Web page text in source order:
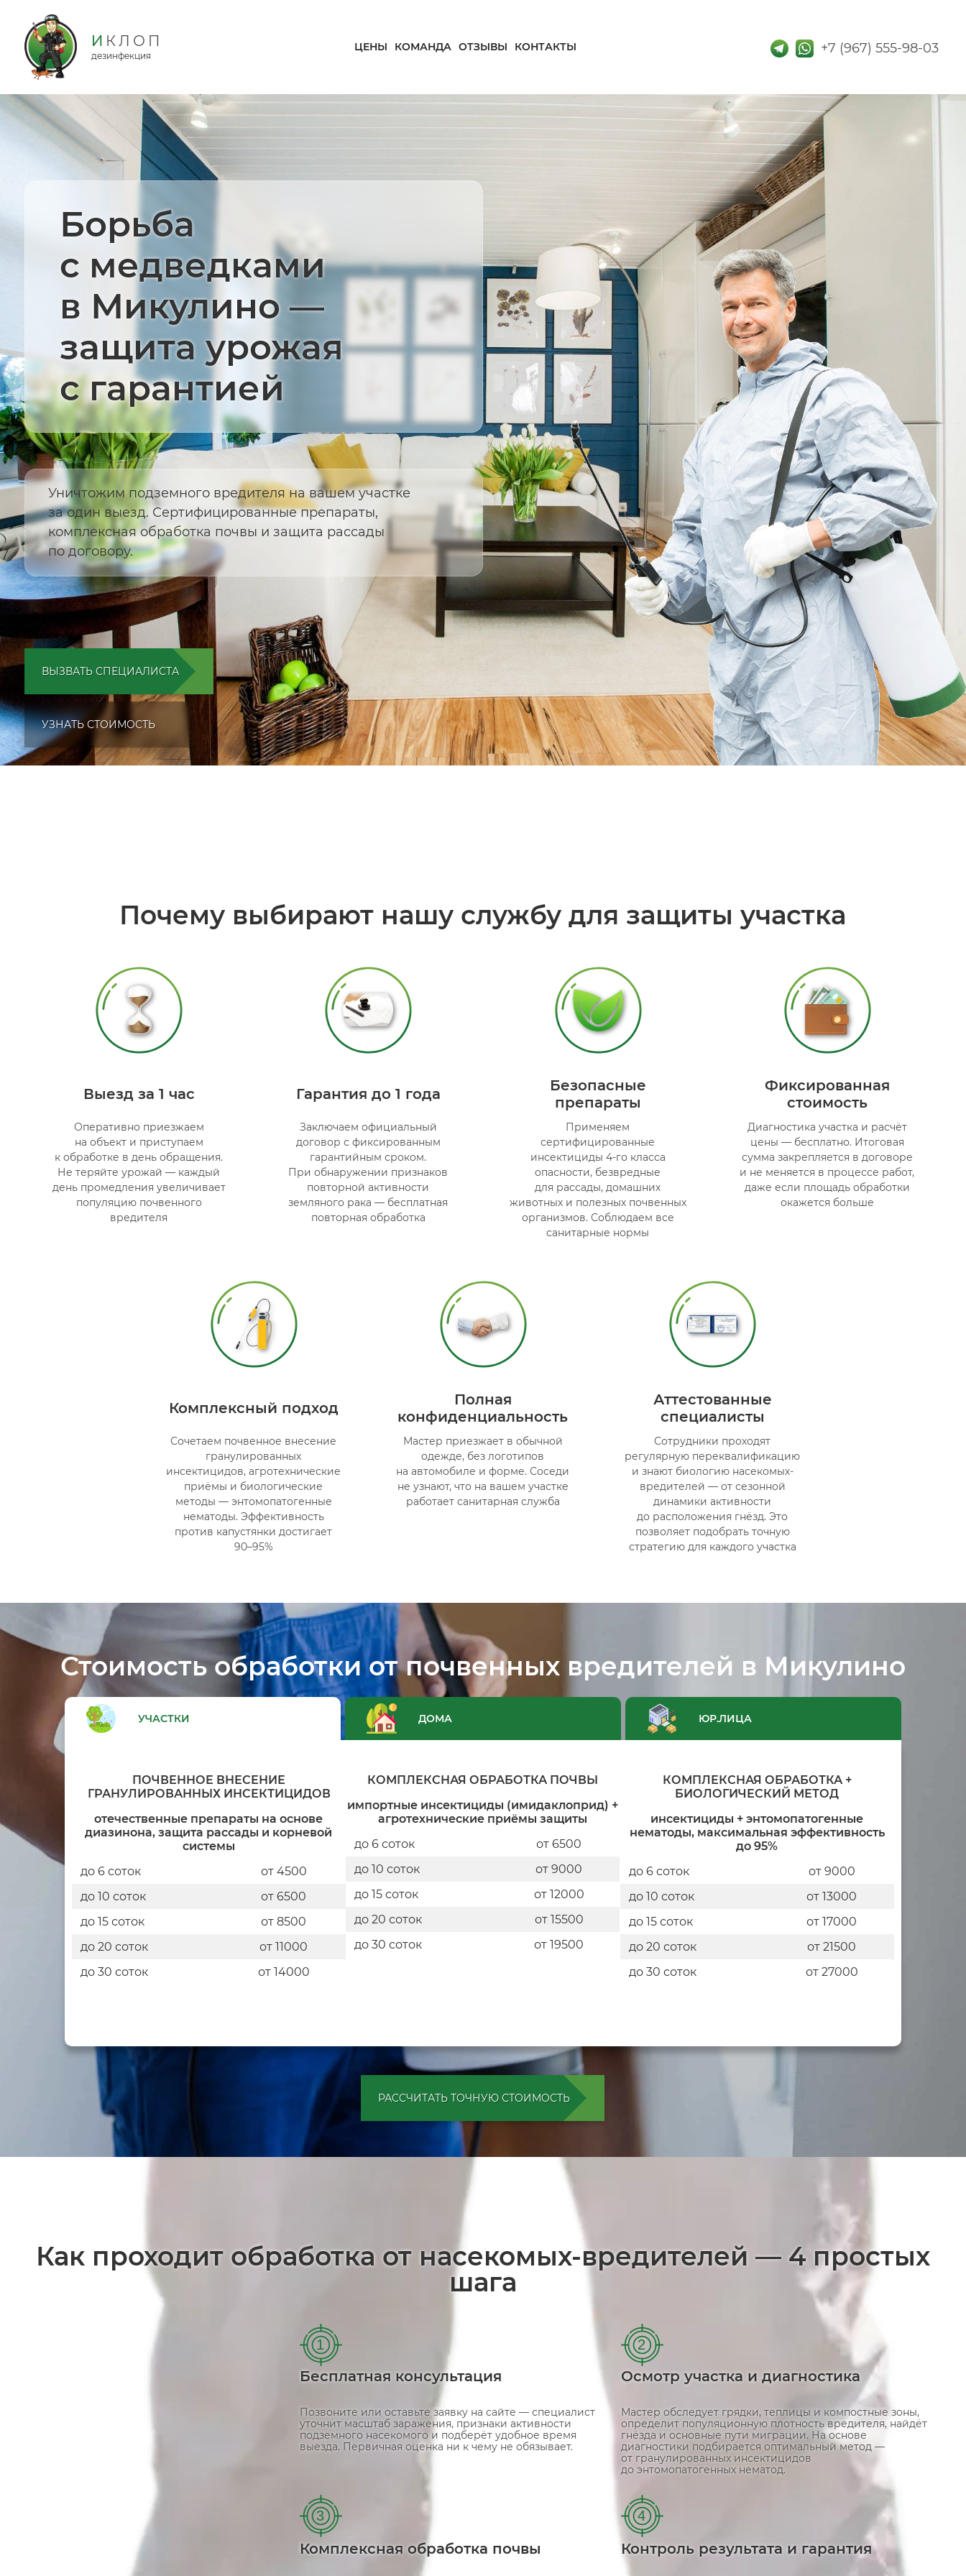
дезинфекция
ЦЕНЫ КОМАНДА ОТЗЫВЫ КОНТАКТЫ
Борьба
с медведками
в Микулино —
защита урожая
с гарантией
Уничтожим подземного вредителя на вашем участке
за один выезд. Сертифицированные препараты,
комплексная обработка почвы и защита рассады
по договору.
ВЫЗВАТЬ СПЕЦИАЛИСТА
УЗНАТЬ СТОИМОСТЬ
Почему выбирают нашу службу для защиты участка
Выезд за 1 час
Оперативно приезжаем
на объект и приступаем
к обработке в день обращения.
Не теряйте урожай — каждый
день промедления увеличивает
популяцию почвенного
вредителя
Гарантия до 1 года
Заключаем официальный
договор с фиксированным
гарантийным сроком.
При обнаружении признаков
повторной активности
земляного рака — бесплатная
повторная обработка
Безопасные
препараты
Применяем
сертифицированные
инсектициды 4-го класса
опасности, безвредные
для рассады, домашних
животных и полезных почвенных
организмов. Соблюдаем все
санитарные нормы
Фиксированная
стоимость
Диагностика участка и расчёт
цены — бесплатно. Итоговая
сумма закрепляется в договоре
и не меняется в процессе работ,
даже если площадь обработки
окажется больше
Комплексный подход
Сочетаем почвенное внесение
гранулированных
инсектицидов, агротехнические
приёмы и биологические
методы — энтомопатогенные
нематоды. Эффективность
против капустянки достигает
90–95%
Полная
конфиденциальность
Мастер приезжает в обычной
одежде, без логотипов
на автомобиле и форме. Соседи
не узнают, что на вашем участке
работает санитарная служба
Аттестованные
специалисты
Сотрудники проходят
регулярную переквалификацию
и знают биологию насекомых-
вредителей — от сезонной
динамики активности
до расположения гнёзд. Это
позволяет подобрать точную
стратегию для каждого участка
Стоимость обработки от почвенных вредителей в Микулино
УЧАСТКИ ДОМА ЮР.ЛИЦА
ПОЧВЕННОЕ ВНЕСЕНИЕ
ГРАНУЛИРОВАННЫХ ИНСЕКТИЦИДОВ
отечественные препараты на основе
диазинона, защита рассады и корневой
системы
до 6 соток
от 4500
до 10 соток
от 6500
до 15 соток
от 8500
до 20 соток
от 11000
до 30 соток
от 14000
КОМПЛЕКСНАЯ ОБРАБОТКА ПОЧВЫ
импортные инсектициды (имидаклоприд) +
агротехнические приёмы защиты
до 6 соток
от 6500
до 10 соток
от 9000
до 15 соток
от 12000
до 20 соток
от 15500
до 30 соток
от 19500
КОМПЛЕКСНАЯ ОБРАБОТКА +
БИОЛОГИЧЕСКИЙ МЕТОД
инсектициды + энтомопатогенные
нематоды, максимальная эффективность
до 95%
до 6 соток
от 9000
до 10 соток
от 13000
до 15 соток
от 17000
до 20 соток
от 21500
до 30 соток
от 27000
РАССЧИТАТЬ ТОЧНУЮ СТОИМОСТЬ
Как проходит обработка от насекомых-вредителей — 4 простых
шага
1
Бесплатная консультация
Позвоните или оставьте заявку на сайте — специалист
уточнит масштаб заражения, признаки активности
подземного насекомого и подберёт удобное время
выезда. Первичная оценка ни к чему не обязывает.
2
Осмотр участка и диагностика
Мастер обследует грядки, теплицы и компостные зоны,
определит популяционную плотность вредителя, найдёт
гнёзда и основные пути миграции. На основе
диагностики подбирается оптимальный метод —
от гранулированных инсектицидов
до энтомопатогенных нематод.
3
Комплексная обработка почвы
4
Контроль результата и гарантия